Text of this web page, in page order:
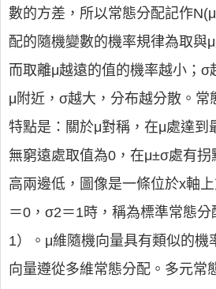
數的方差，所以常態分配記作
配的隨機變數的機率規律為取與
而取離μ越遠的值的機率越小；σ
μ附近，σ越大，分布越分散。常
特點是：關於μ對稱，在μ處達到
無窮遠處取值為0，在μ±σ處有拐
高兩邊低，圖像是一條位於x軸
＝0，σ2＝1時，稱為標準常態分
1）。μ維隨機向量具有類似的機
向量遵從多維常態分配。多元常